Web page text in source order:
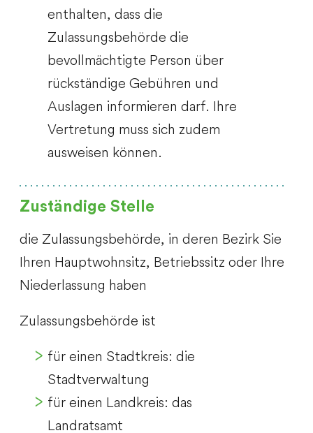
enthalten, dass die
Zulassungsbehörde die
bevollmächtigte Person über
rückständige Gebühren und
Auslagen informieren darf. Ihre
Vertretung muss sich zudem
ausweisen können.
Zuständige Stelle
die Zulassungsbehörde, in deren Bezirk Sie
Ihren Hauptwohnsitz, Betriebssitz oder Ihre
Niederlassung haben
Zulassungsbehörde ist
für einen Stadtkreis: die
Stadtverwaltung
für einen Landkreis: das
Landratsamt